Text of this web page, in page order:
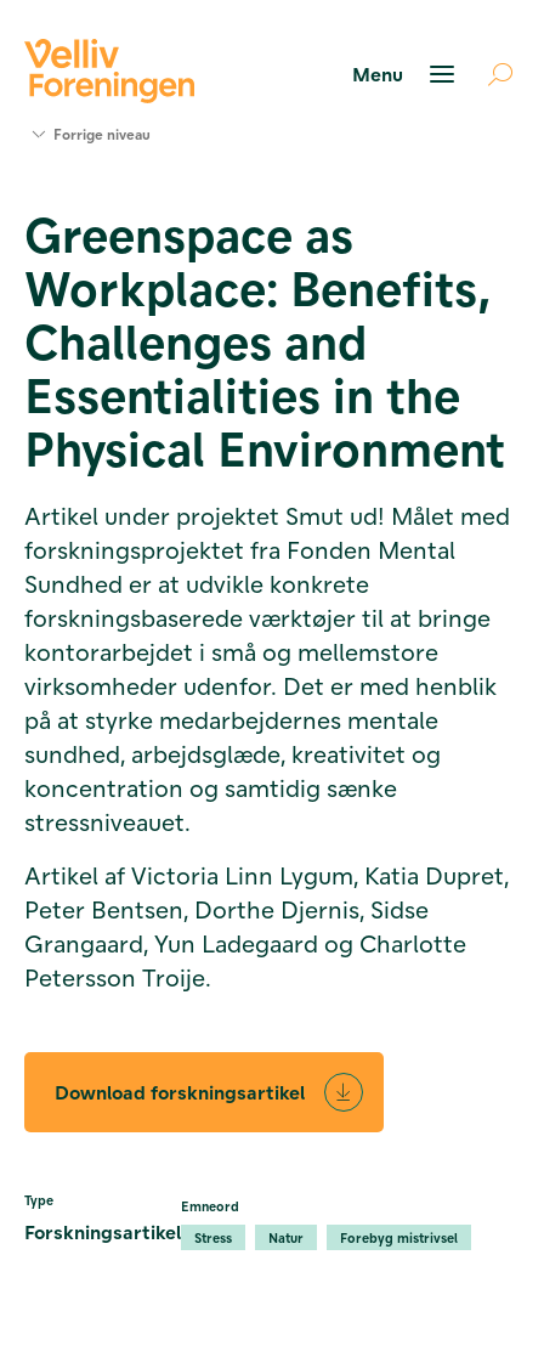
Værktøjer
og viden
Om Velliv
Foreningen
Kontakt
os
Forrige niveau
Greenspace as
Workplace: Benefits,
Challenges and
Essentialities in the
Physical Environment
Artikel under projektet Smut ud! Målet med
forskningsprojektet fra Fonden Mental
Sundhed er at udvikle konkrete
forskningsbaserede værktøjer til at bringe
kontorarbejdet i små og mellemstore
virksomheder udenfor. Det er med henblik
på at styrke medarbejdernes mentale
sundhed, arbejdsglæde, kreativitet og
koncentration og samtidig sænke
stressniveauet.
Artikel af Victoria Linn Lygum, Katia Dupret,
Peter Bentsen, Dorthe Djernis, Sidse
Grangaard, Yun Ladegaard og Charlotte
Petersson Troije.
Download forskningsartikel
Type
Forskningsartikel
Emneord
Stress
Natur Forebyg mistrivsel